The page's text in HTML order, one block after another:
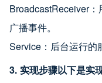
BroadcastReceiver
广播事件。
Service：后台运行的
3. 实现步骤以下是实